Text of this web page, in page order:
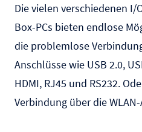
Die vielen verschiedenen I/
Box-PCs bieten endlose
die problemlose
Anschlüsse wie USB 2.0,
HDMI, RJ45 und RS232.
Verbindung über die